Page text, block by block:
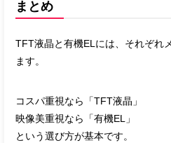
まとめ
TFT液晶と有機ELには、それぞれ
ます。
コスパ重視なら「TFT液晶」
映像美重視なら「有機EL」
という選び方が基本です。